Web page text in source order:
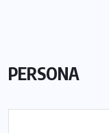
PERSONA